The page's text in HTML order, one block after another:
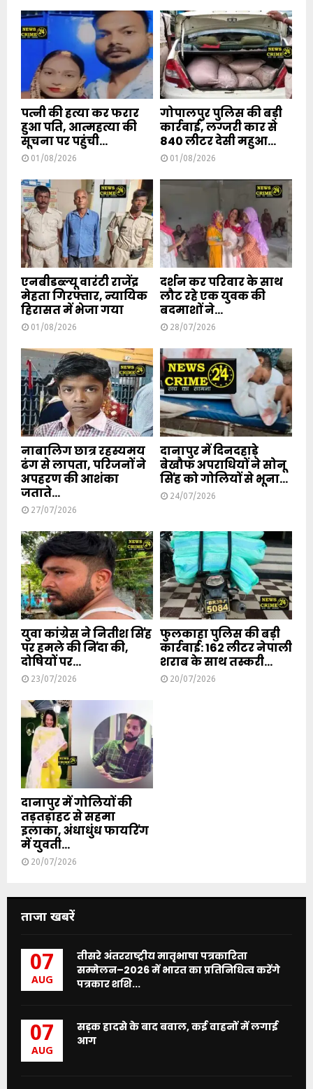
पत्नी की हत्या कर फरार
हुआ पति, आत्महत्या की
सूचना पर पहुंची...
01/08/2026
गोपालपुर पुलिस की बड़ी
कार्रवाई, लग्जरी कार से
840 लीटर देसी महुआ...
01/08/2026
एनबीडब्ल्यू वारंटी राजेंद्र
मेहता गिरफ्तार, न्यायिक
हिरासत में भेजा गया
01/08/2026
दर्शन कर परिवार के साथ
लौट रहे एक युवक की
बदमाशों ने...
28/07/2026
नाबालिग छात्र रहस्यमय
ढंग से लापता, परिजनों ने
अपहरण की आशंका
जताते...
27/07/2026
दानापुर में दिनदहाड़े
बेखौफ अपराधियों ने सोनू
सिंह को गोलियों से भूना...
24/07/2026
युवा कांग्रेस ने नितीश सिंह
पर हमले की निंदा की,
दोषियों पर...
23/07/2026
फुलकाहा पुलिस की बड़ी
कार्रवाई: 162 लीटर नेपाली
शराब के साथ तस्करी...
20/07/2026
दानापुर में गोलियों की
तड़तड़ाहट से सहमा
इलाका, अंधाधुंध फायरिंग
में युवती...
20/07/2026
ताजा खबरें
07
AUG
तीसरे अंतरराष्ट्रीय मातृभाषा पत्रकारिता
सम्मेलन–2026 में भारत का प्रतिनिधित्व करेंगे
पत्रकार शशि...
07
AUG
सड़क हादसे के बाद बवाल, कई वाहनों में लगाई
आग